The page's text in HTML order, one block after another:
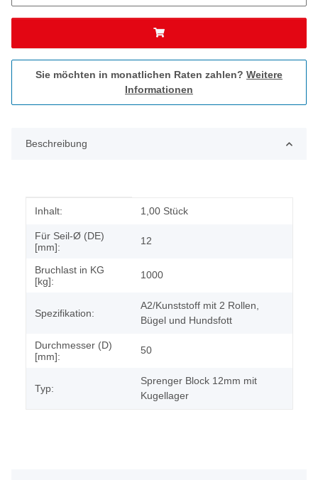
Sie möchten in monatlichen Raten zahlen? Weitere
Informationen
Beschreibung
Produkteigenschaft
Wert
Inhalt: 1,00 Stück
Für Seil-Ø (DE)
[mm]:
12
Bruchlast in KG
[kg]:
1000
Spezifikation:
A2/Kunststoff mit 2 Rollen,
Bügel und Hundsfott
Durchmesser (D)
[mm]:
50
Typ:
Sprenger Block 12mm mit
Kugellager